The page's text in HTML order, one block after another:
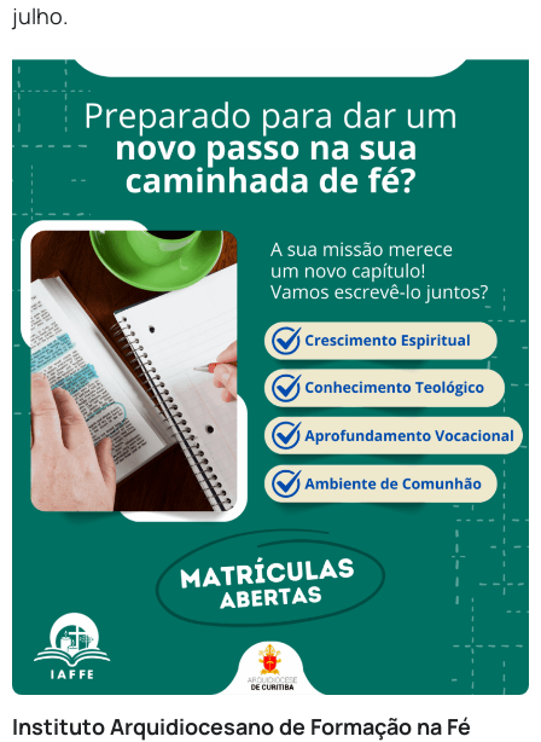
julho.
Instituto Arquidiocesano de Formação na Fé